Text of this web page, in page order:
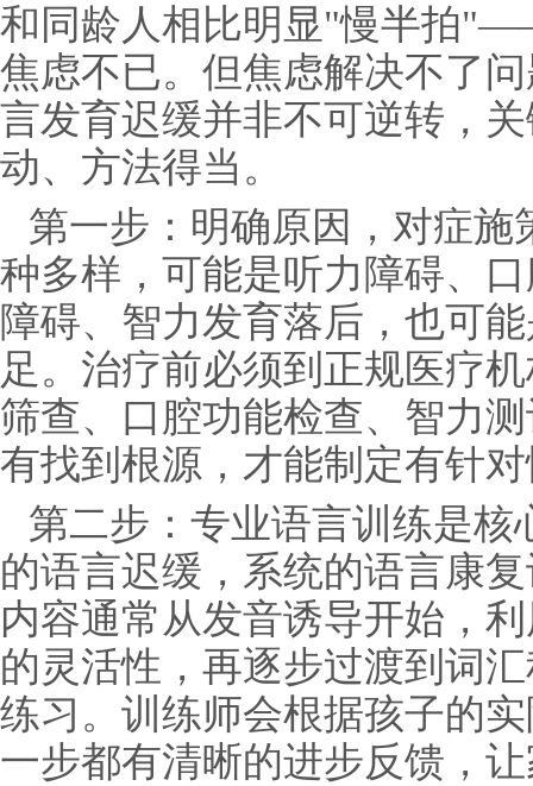
和同龄人相比明显"慢半拍
焦虑不已。但焦虑解决不了
言发育迟缓并非不可逆转，
动、方法得当。
第一步：明确原因，对症
种多样，可能是听力障碍、
障碍、智力发育落后，也可
足。治疗前必须到正规医疗
筛查、口腔功能检查、智力
有找到根源，才能制定有针
第二步：专业语言训练是
的语言迟缓，系统的语言康
内容通常从发音诱导开始，
的灵活性，再逐步过渡到词
练习。训练师会根据孩子的
一步都有清晰的进步反馈，